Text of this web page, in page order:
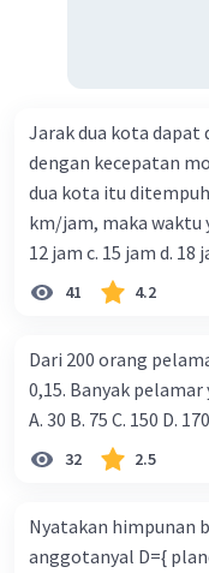
Jarak dua kota dapat
dengan kecepatan
dua kota itu
km/jam, maka waktu yang
12 jam c. 15 jam
41 4.2
Dari 200 orang
0,15. Banyak
A. 30 B. 75 C. 150 D. 170
32 2.5
Nyatakan himpunan
anggotanyal D={